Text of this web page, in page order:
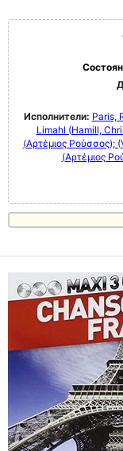
Исполнители: Paris,
Limahl (Hamill,
(Αρτέμιος Ρούσσος);
(Αρτέμιος